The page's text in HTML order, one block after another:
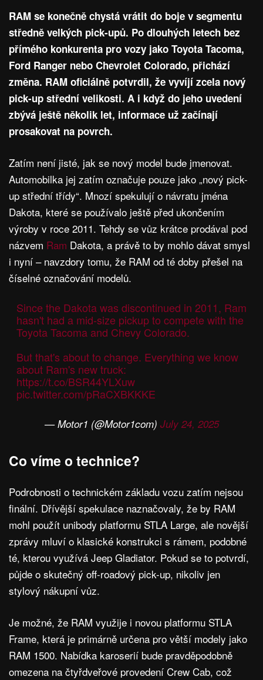
RAM se konečně chystá vrátit do boje v segmentu
středně velkých pick-upů. Po dlouhých letech bez
přímého konkurenta pro vozy jako Toyota Tacoma,
Ford Ranger nebo Chevrolet Colorado, přichází
změna. RAM oficiálně potvrdil, že vyvíjí zcela nový
pick-up střední velikosti. A i když do jeho uvedení
zbývá ještě několik let, informace už začínají
prosakovat na povrch.
Zatím není jisté, jak se nový model bude jmenovat.
Automobilka jej zatím označuje pouze jako „nový pick-
up střední třídy“. Mnozí spekulují o návratu jména
Dakota, které se používalo ještě před ukončením
výroby v roce 2011. Tehdy se vůz krátce prodával pod
názvem Ram Dakota, a právě to by mohlo dávat smysl
i nyní – navzdory tomu, že RAM od té doby přešel na
číselné označování modelů.
Since the Dakota was discontinued in 2011, Ram
hasn't had a mid-size pickup to compete with the
Toyota Tacoma and Chevy Colorado.
But that's about to change. Everything we know
about Ram's new truck:
https://t.co/BSR44YLXuw
pic.twitter.com/pRaCXBKKKE
— Motor1 (@Motor1com) July 24, 2025
Co víme o technice?
Podrobnosti o technickém základu vozu zatím nejsou
finální. Dřívější spekulace naznačovaly, že by RAM
mohl použít unibody platformu STLA Large, ale novější
zprávy mluví o klasické konstrukci s rámem, podobné
té, kterou využívá Jeep Gladiator. Pokud se to potvrdí,
půjde o skutečný off-roadový pick-up, nikoliv jen
stylový nákupní vůz.
Je možné, že RAM využije i novou platformu STLA
Frame, která je primárně určena pro větší modely jako
RAM 1500. Nabídka karoserií bude pravděpodobně
omezena na čtyřdveřové provedení Crew Cab, což